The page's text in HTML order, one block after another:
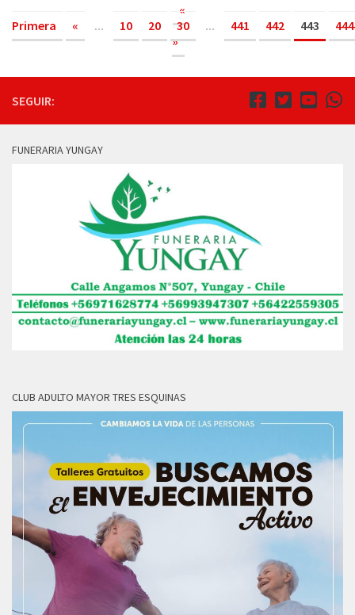
«
Primera
« ... 10 20 30 ... 441 442 443
444
»
SEGUIR:
FUNERARIA YUNGAY
CLUB ADULTO MAYOR TRES ESQUINAS